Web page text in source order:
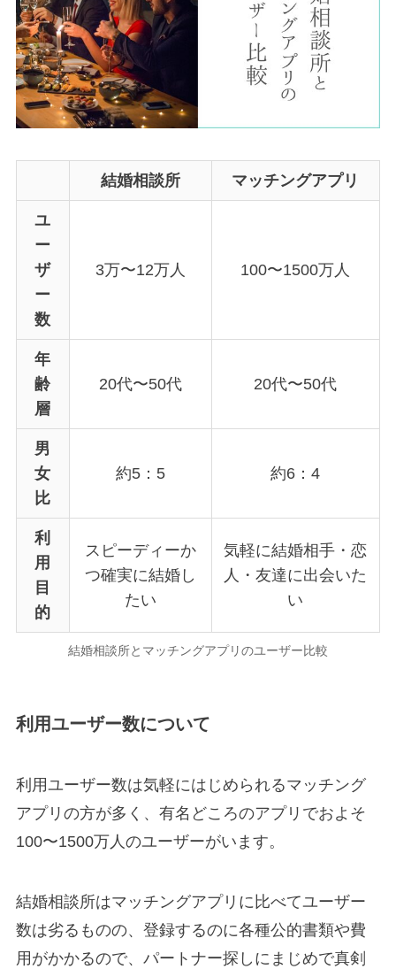
結婚相談所 マッチングアプリ
ユ
ー
ザ
ー
数
3万〜12万人 100〜1500万人
年
齢
層
20代〜50代 20代〜50代
男
女
比
約5：5 約6：4
利
用
目
的
スピーディーか
つ確実に結婚し
たい
気軽に結婚相手・恋
人・友達に出会いた
い
結婚相談所とマッチングアプリのユーザー比較
利用ユーザー数について
利用ユーザー数は気軽にはじめられるマッチング
アプリの方が多く、有名どころのアプリでおよそ
100〜1500万人のユーザーがいます。
結婚相談所はマッチングアプリに比べてユーザー
数は劣るものの、登録するのに各種公的書類や費
用がかかるので、パートナー探しにまじめで真剣